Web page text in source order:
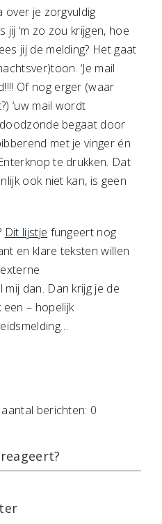
je zorgvuldig
jij ‘m zo zou krijgen, hoe
jij de melding? Het gaat
‘Je mail
Of nog erger (waar
‘uw mail wordt
begaat door
met je vinger én
te drukken. Dat
ook niet kan, is geen
Dit lijstje fungeert nog
en klare teksten willen
mij dan. Dan krijg je de
– hopelijk
berichten: 0